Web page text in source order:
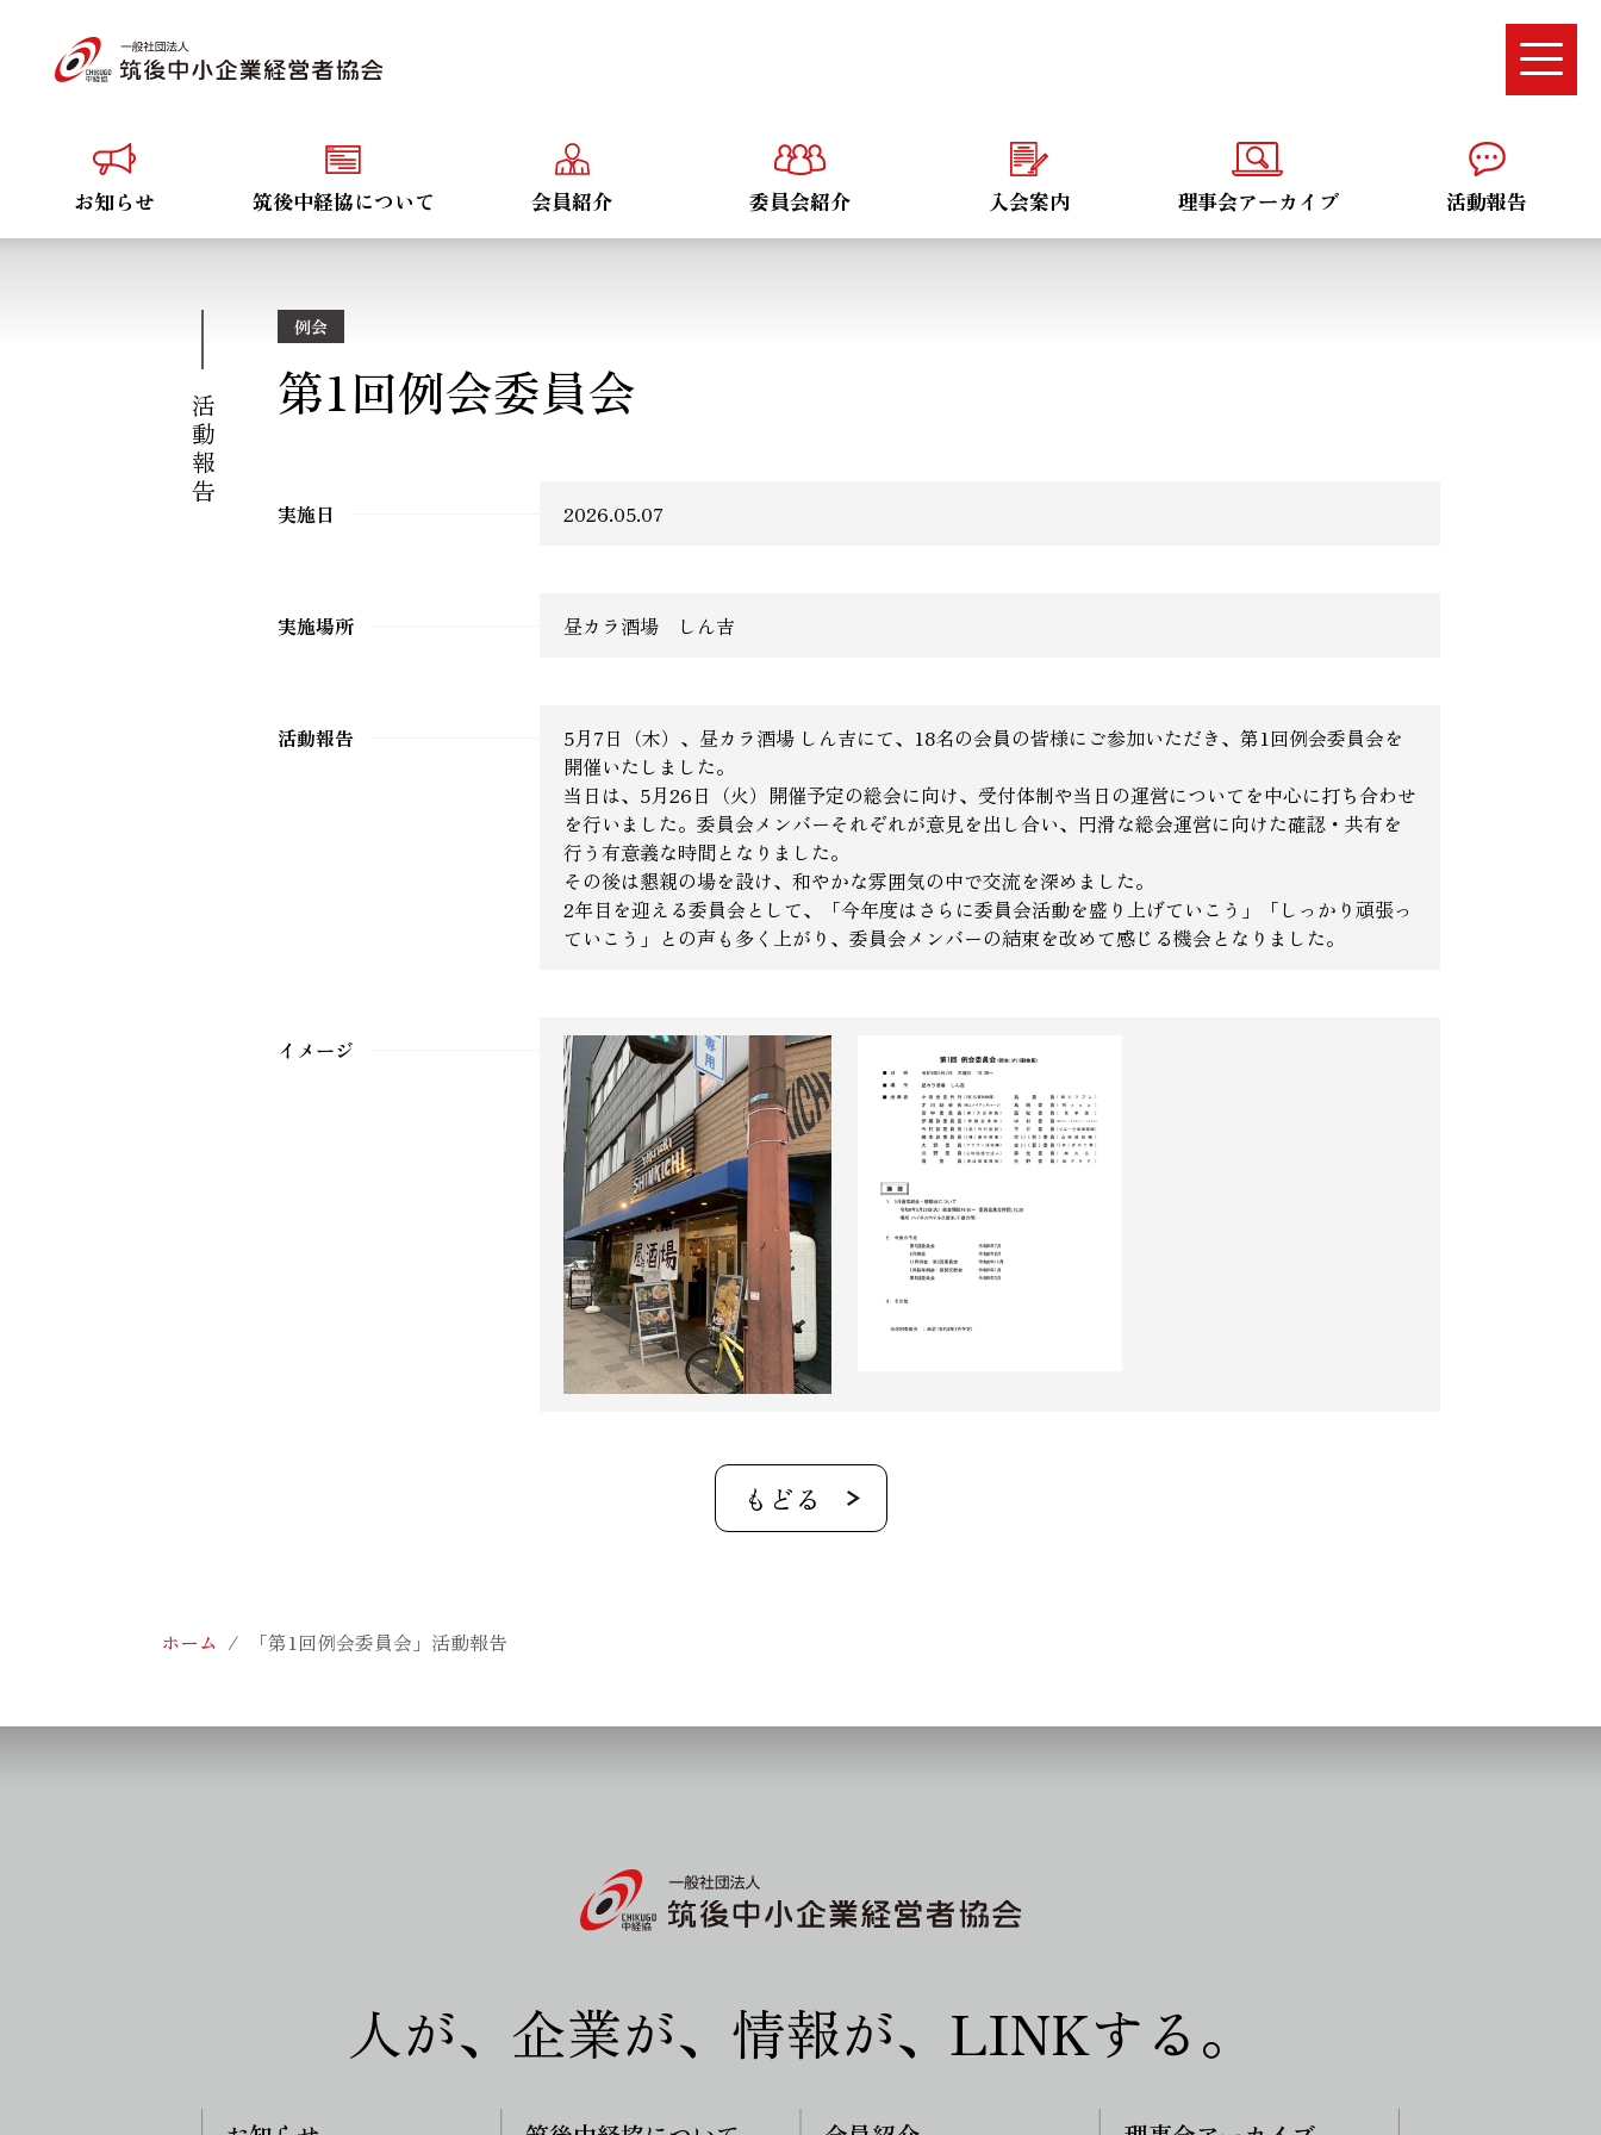
お知らせ 筑後中経協について 会員紹介 委員会紹介 入会案内 理事会アーカイブ 活動報告
活動報告
例会
第1回例会委員会
実施日 2026.05.07
実施場所 昼カラ酒場 しん吉
活動報告
5月7日（木）、昼カラ酒場 しん吉にて、18名の会員の皆様にご参加いただき、第1回例会委員会を
開催いたしました。
当日は、5月26日（火）開催予定の総会に向け、受付体制や当日の運営についてを中心に打ち合わせ
を行いました。委員会メンバーそれぞれが意見を出し合い、円滑な総会運営に向けた確認・共有を
行う有意義な時間となりました。
その後は懇親の場を設け、和やかな雰囲気の中で交流を深めました。
2年目を迎える委員会として、「今年度はさらに委員会活動を盛り上げていこう」「しっかり頑張っ
ていこう」との声も多く上がり、委員会メンバーの結束を改めて感じる機会となりました。
イメージ
ホーム 「第1回例会委員会」活動報告
人が、企業が、情報が、LINKする。